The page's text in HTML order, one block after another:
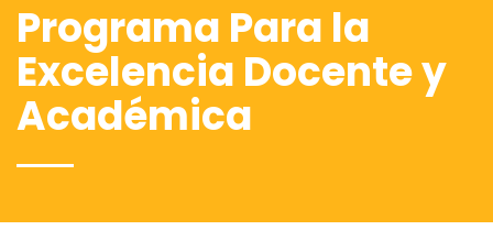
Programa Para la
Excelencia Docente y
Académica